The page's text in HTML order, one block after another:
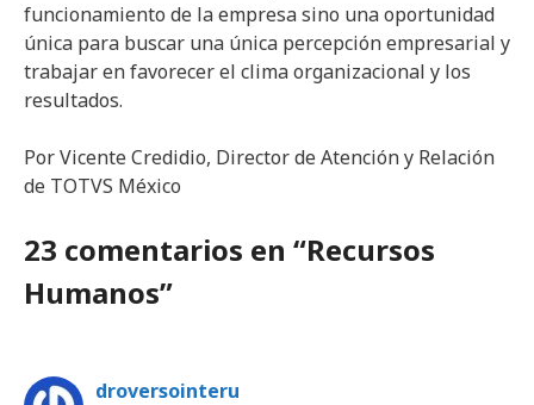
funcionamiento de la empresa sino una oportunidad
única para buscar una única percepción empresarial y
trabajar en favorecer el clima organizacional y los
resultados.
Por Vicente Credidio, Director de Atención y Relación
de TOTVS México
23 comentarios en “Recursos
Humanos”
droversointeru